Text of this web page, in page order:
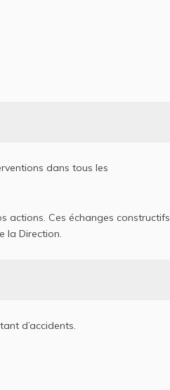
dans tous les
actions. Ces échanges constructifs
la Direction.
d’accidents.